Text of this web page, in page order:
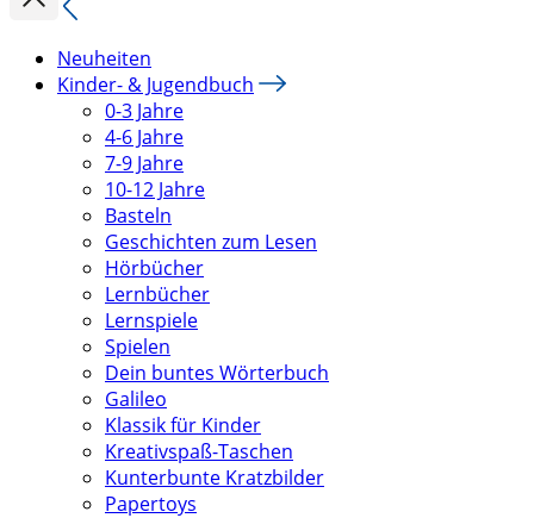
Neuheiten
Kinder- & Jugendbuch
0-3 Jahre
4-6 Jahre
7-9 Jahre
10-12 Jahre
Basteln
Geschichten zum Lesen
Hörbücher
Lernbücher
Lernspiele
Spielen
Dein buntes Wörterbuch
Galileo
Klassik für Kinder
Kreativspaß-Taschen
Kunterbunte Kratzbilder
Papertoys